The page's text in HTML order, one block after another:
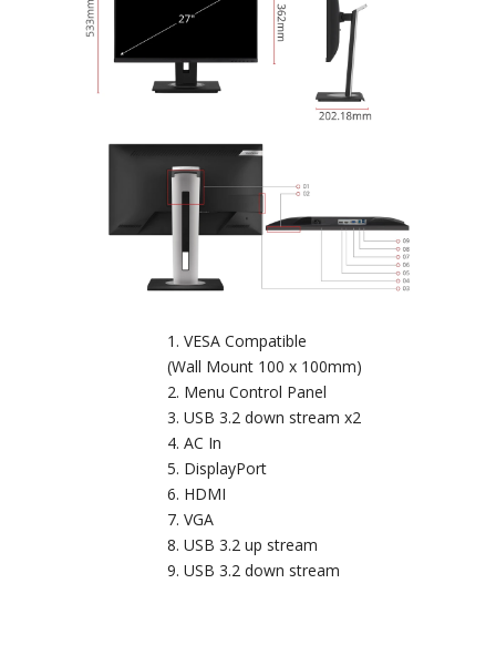
VESA Compatible
(Wall Mount 100 x 100mm)
Menu Control Panel
USB 3.2 down stream x2
AC In
DisplayPort
HDMI
VGA
USB 3.2 up stream
USB 3.2 down stream